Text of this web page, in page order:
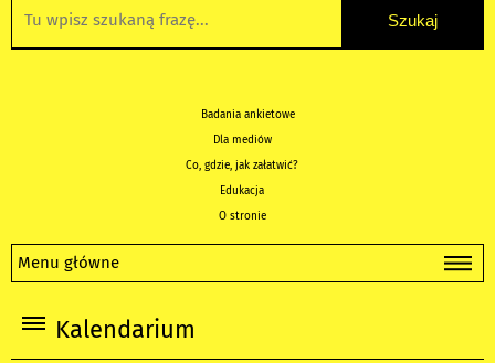
Badania ankietowe
Dla mediów
Co, gdzie, jak załatwić?
Edukacja
O stronie
Menu główne
Kalendarium